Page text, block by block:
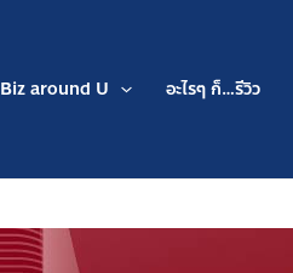
Biz around U อะไรๆ ก็…รีวิว